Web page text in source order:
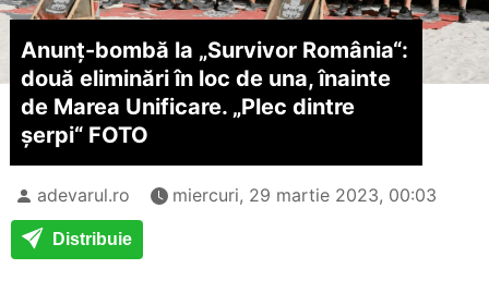
Anunț-bombă la „Survivor România“:
două eliminări în loc de una, înainte
de Marea Unificare. „Plec dintre
șerpi“ FOTO
adevarul.ro miercuri, 29 martie 2023, 00:03
Distribuie